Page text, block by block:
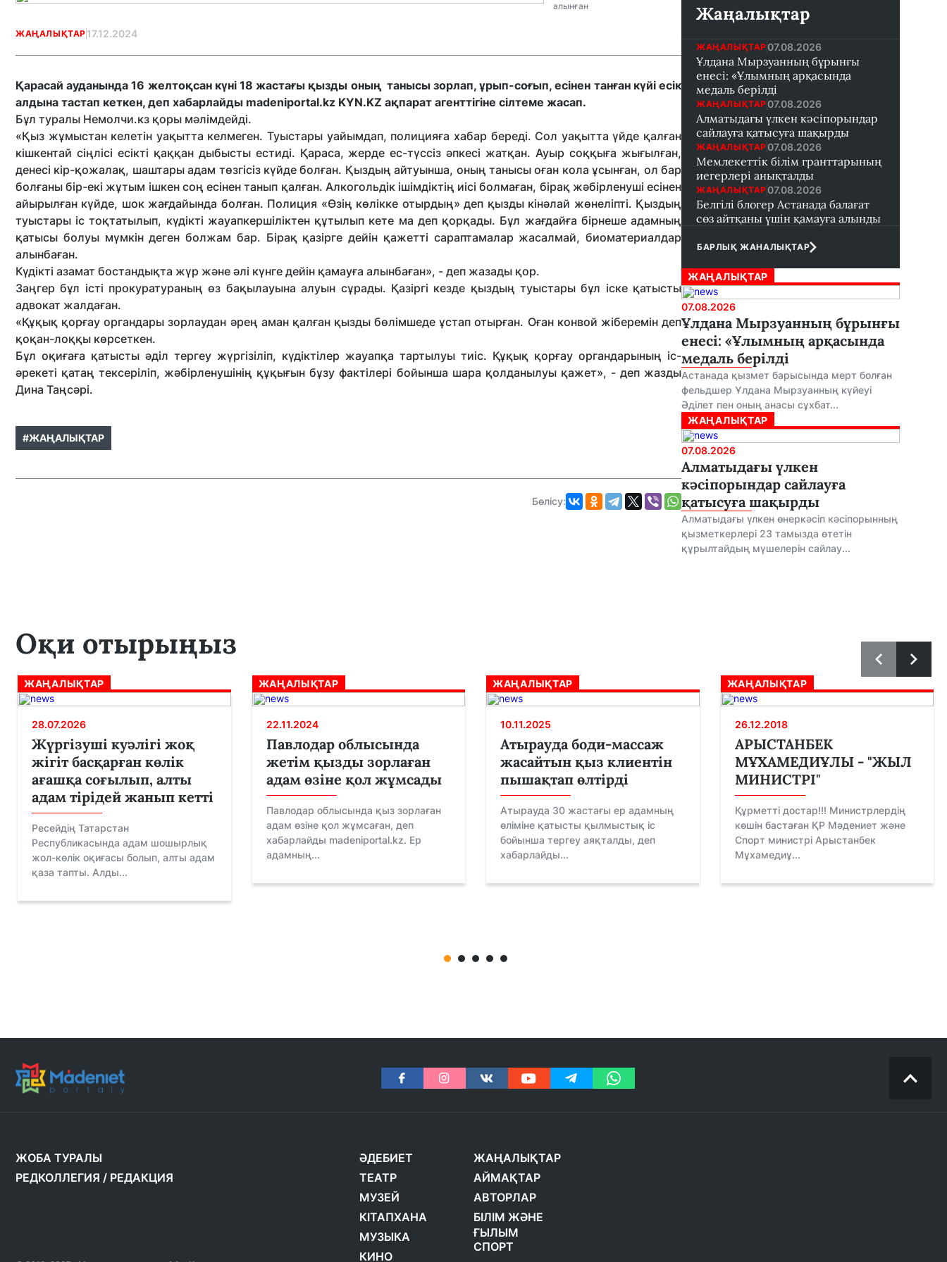
алынған
ЖАҢАЛЫҚТАР 17.12.2024
Қарасай ауданында 16 желтоқсан күні 18 жастағы қызды оның танысы зорлап, ұрып-соғып, есінен танған күйі есік
алдына тастап кеткен, деп хабарлайды madeniportal.kz KYN.KZ ақпарат агенттігіне сілтеме жасап.
Бұл туралы Немолчи.кз қоры мәлімдейді.
«Қыз жұмыстан келетін уақытта келмеген. Туыстары уайымдап, полицияға хабар береді. Сол уақытта үйде қалған
кішкентай сіңлісі есікті қаққан дыбысты естиді. Қараса, жерде ес-түссіз әпкесі жатқан. Ауыр соққыға жығылған,
денесі кір-қожалақ, шаштары адам төзгісіз күйде болған. Қыздың айтуынша, оның танысы оған кола ұсынған, ол бар
болғаны бір-екі жұтым ішкен соң есінен танып қалған. Алкогольдік ішімдіктің иісі болмаған, бірақ жәбірленуші есінен
айырылған күйде, шок жағдайында болған. Полиция «Өзің көлікке отырдың» деп қызды кінәлай жөнеліпті. Қыздың
туыстары іс тоқтатылып, күдікті жауапкершіліктен құтылып кете ма деп қорқады. Бұл жағдайға бірнеше адамның
қатысы болуы мүмкін деген болжам бар. Бірақ қазірге дейін қажетті сараптамалар жасалмай, биоматериалдар
алынбаған.
Күдікті азамат бостандықта жүр және әлі күнге дейін қамауға алынбаған», - деп жазады қор.
Заңгер бұл істі прокуратураның өз бақылауына алуын сұрады. Қазіргі кезде қыздың туыстары бұл іске қатысты
адвокат жалдаған.
«Құқық қорғау органдары зорлаудан әрең аман қалған қызды бөлімшеде ұстап отырған. Оған конвой жіберемін деп
қоқан-лоққы көрсеткен.
Бұл оқиғаға қатысты әділ тергеу жүргізіліп, күдіктілер жауапқа тартылуы тиіс. Құқық қорғау органдарының іс-
әрекеті қатаң тексеріліп, жәбірленушінің құқығын бұзу фактілері бойынша шара қолданылуы қажет», - деп жазды
Дина Таңсәрі.
#ЖАҢАЛЫҚТАР
Бөлісу:
Жаңалықтар
ЖАҢАЛЫҚТАР 07.08.2026
Ұлдана Мырзуанның бұрынғы
енесі: «Ұлымның арқасында
медаль берілді
ЖАҢАЛЫҚТАР 07.08.2026
Алматыдағы үлкен кәсіпорындар
сайлауға қатысуға шақырды
ЖАҢАЛЫҚТАР 07.08.2026
Мемлекеттік білім гранттарының
иегерлері анықталды
ЖАҢАЛЫҚТАР 07.08.2026
Белгілі блогер Астанада балағат
сөз айтқаны үшін қамауға алынды
БАРЛЫҚ ЖАНАЛЫҚТАР
ЖАҢАЛЫҚТАР
07.08.2026
Ұлдана Мырзуанның бұрынғы
енесі: «Ұлымның арқасында
медаль берілді
Астанада қызмет барысында мерт болған
фельдшер Ұлдана Мырзуанның күйеуі
Әділет пен оның анасы сұхбат...
ЖАҢАЛЫҚТАР
07.08.2026
Алматыдағы үлкен
кәсіпорындар сайлауға
қатысуға шақырды
Алматыдағы үлкен өнеркәсіп кәсіпорынның
қызметкерлері 23 тамызда өтетін
құрылтайдың мүшелерін сайлау...
Оқи отырыңыз
ЖАҢАЛЫҚТАР
28.07.2026
Жүргізуші куәлігі жоқ
жігіт басқарған көлік
ағашқа соғылып, алты
адам тірідей жанып кетті
Ресейдің Татарстан
Республикасында адам шошырлық
жол-көлік оқиғасы болып, алты адам
қаза тапты. Алды...
ЖАҢАЛЫҚТАР
22.11.2024
Павлодар облысында
жетім қызды зорлаған
адам өзіне қол жұмсады
Павлодар облысында қыз зорлаған
адам өзіне қол жұмсаған, деп
хабарлайды madeniportal.kz. Ер
адамның...
ЖАҢАЛЫҚТАР
10.11.2025
Атырауда боди-массаж
жасайтын қыз клиентін
пышақтап өлтірді
Атырауда 30 жастағы ер адамның
өліміне қатысты қылмыстық іс
бойынша тергеу аяқталды, деп
хабарлайды...
ЖАҢАЛЫҚТАР
26.12.2018
АРЫСТАНБЕК
МҰХАМЕДИҰЛЫ - "ЖЫЛ
МИНИСТРІ"
Құрметті достар!!! Министрлердің
көшін бастаған ҚР Мəдениет және
Спорт министрі Арыстанбек
Мұхамедиұ...
ЖОБА ТУРАЛЫ
РЕДКОЛЛЕГИЯ / РЕДАКЦИЯ
ӘДЕБИЕТ
ТЕАТР
МУЗЕЙ
КІТАПХАНА
МУЗЫКА
КИНО
ЖАҢАЛЫҚТАР
АЙМАҚТАР
АВТОРЛАР
БІЛІМ ЖӘНЕ
ҒЫЛЫМ
СПОРТ